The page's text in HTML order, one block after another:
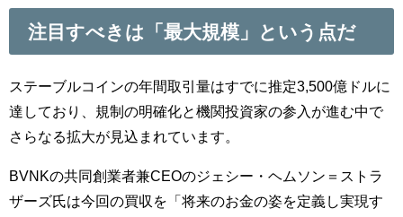
注目すべきは「最大規模」という点だ
ステーブルコインの年間取引量はすでに推定3,500億ドルに
達しており、規制の明確化と機関投資家の参入が進む中で
さらなる拡大が見込まれています。
BVNKの共同創業者兼CEOのジェシー・ヘムソン＝ストラ
ザーズ氏は今回の買収を「将来のお金の姿を定義し実現す